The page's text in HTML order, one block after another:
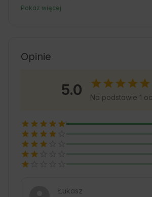
dolnośląskim zachwyca spokojem
lokalne tradycje i cieszyć się
miłośników aktywnego
szukających spokoju.
Pokaż więcej
Opinie
5.0 Na podstawie 1
Łukasz